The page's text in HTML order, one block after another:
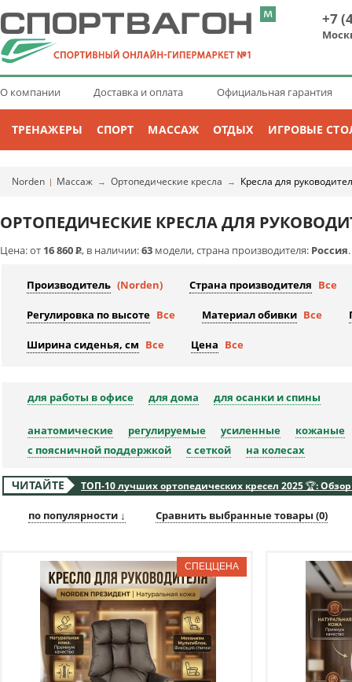
+7
О компании Доставка и оплата Официальная гарантия
ТРЕНАЖЕРЫ СПОРТ МАССАЖ ОТДЫХ ИГРОВЫЕ
Norden | Массаж → Ортопедические кресла → Кресла для
ОРТОПЕДИЧЕСКИЕ КРЕСЛА ДЛЯ
Цена: от 16 860Р, в наличии:63 модели, страна производителя: Россия.
Производитель (Norden) Страна производителя Все
Регулировка по высоте Все Материал обивки Все
Ширина сиденья, см Все Цена Все
для работы в офисе для дома для осанки и спины
анатомические регулируемые усиленные
кожаные
с поясничной поддержкой
с сеткой на колесах
ЧИТАЙТЕ ТОП-10 лучших ортопедических кресел 2025 🏆:
по популярности ↓ Сравнить выбранные товары (0)